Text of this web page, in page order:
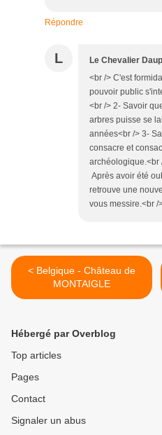
Répondre
L Le Chevalier
<br /> C'est
pouvoir public
<br /> 2- Savoir
arbres puisse se
années<br /> 3-
consacre et
archéologique.<br
Après avoir été
retrouve une
vous messire.<br /
< Belgique - Château de
MONTAIGLE
Hébergé par Overblog
Top articles
Pages
Contact
Signaler un abus